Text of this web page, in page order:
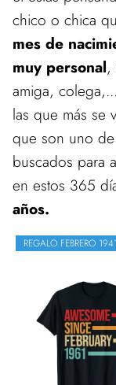
chico o chica
mes de
muy personal,
amiga,
las que más se
que son uno
buscados para
en estos 365
años.
REGALO FEBRERO 1941